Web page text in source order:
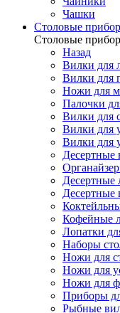
Чашки
Cтоловые
Cтоловые
Назад
Вилки для
Вилки для
Ножи для
Палочки
Вилки для
Вилки для
Вилки для
Десертные
Десертные
Десертные
Кофейные
Лопатки
Наборы
Ножи для
Ножи для
Ножи для
Приборы
Рыбные